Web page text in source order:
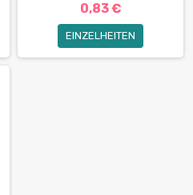
0,83 €
EINZELHEITEN